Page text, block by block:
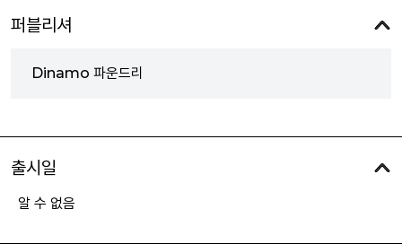
퍼블리셔
Dinamo 파운드리
출시일
알 수 없음